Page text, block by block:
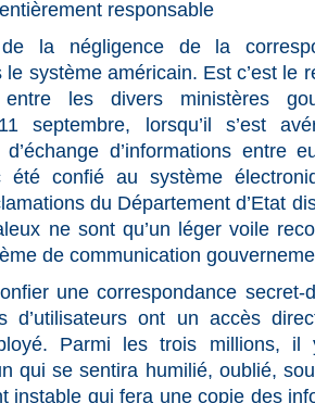
responsable
la négligence de la
système américain. Est c’est le
les divers ministères
septembre, lorsqu’il s’est
d’informations entre
confié au système
du Département d’Etat
ne sont qu’un léger voile
de communication
une correspondance secret-
d’utilisateurs ont un accès
Parmi les trois millions, il
qui se sentira humilié, oublié,
instable qui fera une copie des